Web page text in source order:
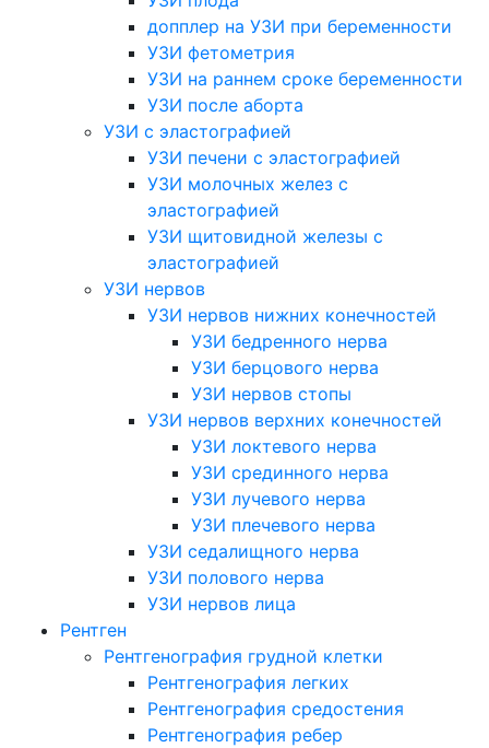
допплер на УЗИ при беременности
УЗИ фетометрия
УЗИ на раннем сроке беременности
УЗИ после аборта
УЗИ с эластографией
УЗИ печени с эластографией
УЗИ молочных желез с
эластографией
УЗИ щитовидной железы с
эластографией
УЗИ нервов
УЗИ нервов нижних конечностей
УЗИ бедренного нерва
УЗИ берцового нерва
УЗИ нервов стопы
УЗИ нервов верхних конечностей
УЗИ локтевого нерва
УЗИ срединного нерва
УЗИ лучевого нерва
УЗИ плечевого нерва
УЗИ седалищного нерва
УЗИ полового нерва
УЗИ нервов лица
Рентген
Рентгенография грудной клетки
Рентгенография легких
Рентгенография средостения
Рентгенография ребер